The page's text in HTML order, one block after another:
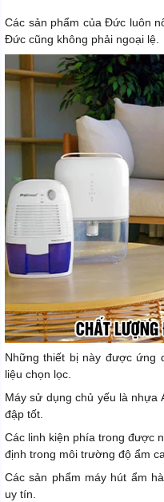
Các sản phẩm của Đức luôn
Đức cũng không phải ngoại lệ.
Những thiết bị này được ứng
liệu chọn lọc.
Máy sử dụng chủ yếu là nhựa
đập tốt.
Các linh kiện phía trong được
định trong môi trường độ ẩm
Các sản phẩm máy hút ẩm
uy tín.